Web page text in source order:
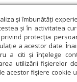
și îmbunătăți
și în activitatea
protecția
a acestor date.
a citi și înțelege
utilizării fişierelor
acestor fişiere cookie
presă
și Cultură